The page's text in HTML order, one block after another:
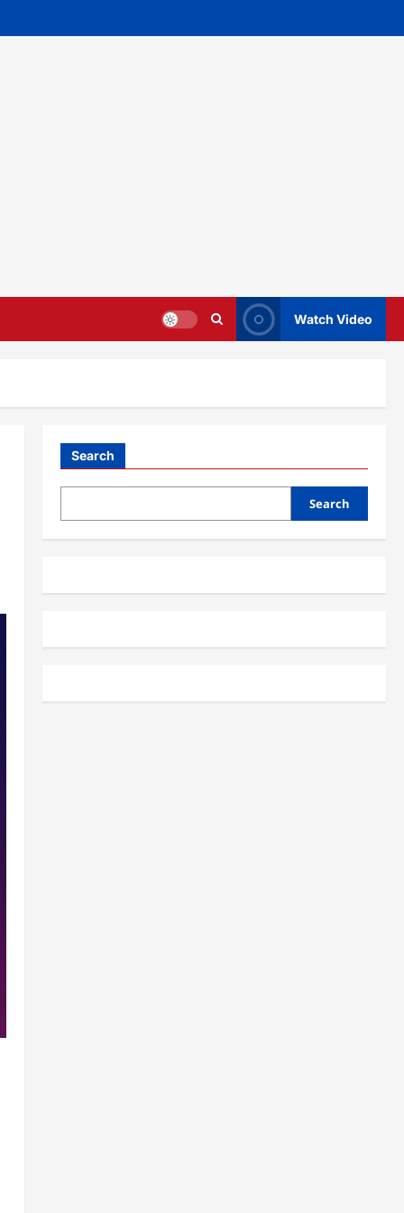
Watch Video
Search
Search